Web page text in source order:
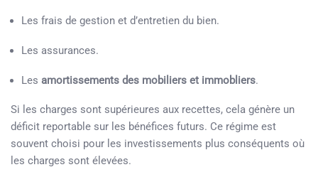
Les frais de gestion et d’entretien du bien.
Les assurances.
Les amortissements des mobiliers et immobliers.
Si les charges sont supérieures aux recettes, cela génère un
déficit reportable sur les bénéfices futurs. Ce régime est
souvent choisi pour les investissements plus conséquents où
les charges sont élevées.